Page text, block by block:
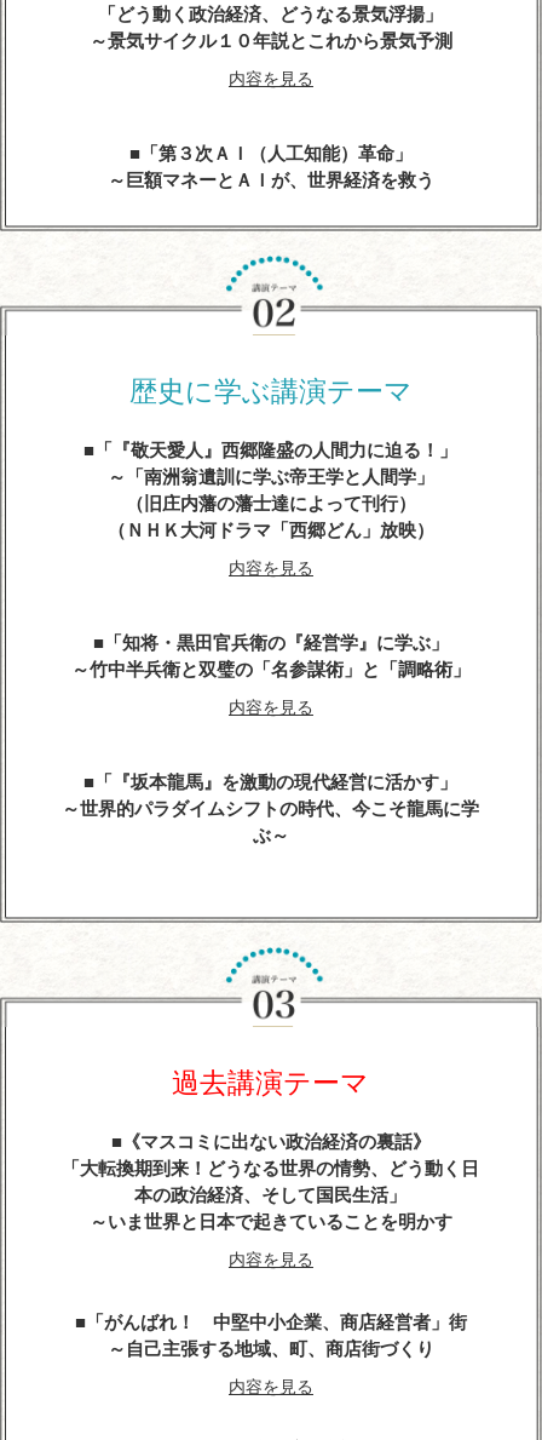
「どう動く政治経済、どうなる景気浮揚」
～景気サイクル１０年説とこれから景気予測
内容を見る
「第３次ＡＩ（人工知能）革命」
～巨額マネーとＡＩが、世界経済を救う
人生の達人に学ぶ
～心に残る先人たちの名言、遺訓、格言を経営に生
内容を見る
歴史に学ぶ講演テーマ
「『敬天愛人』西郷隆盛の人間力に迫る！」
～「南洲翁遺訓に学ぶ帝王学と人間学」
（旧庄内藩の藩士達によって刊行）
（ＮＨＫ大河ドラマ「西郷どん」放映）
内容を見る
「知将・黒田官兵衛の『経営学』に学ぶ」
～竹中半兵衛と双璧の「名参謀術」と「調略術」
内容を見る
「『坂本龍馬』を激動の現代経営に活かす」
～世界的パラダイムシフトの時代、今こそ龍馬に学
ぶ～
『平清盛』に学ぶ経営学
～世界大乱の今こそ、求められるトップ・リーダー
像
今こそ、躍動感とエネルギーにあふれる勇者が求め
内容を見る
武田信玄の軍師・山本勘助が教える「風林火山」の
兵法に学ぶ経営学
内容を見る
天璋院・篤姫―女の戦（いくさ）
内容を見る
過去講演テーマ
《マスコミに出ない政治経済の裏話》
「大転換期到来！どうなる世界の情勢、どう動く日
本の政治経済、そして国民生活」
～いま世界と日本で起きていることを明かす
内容を見る
「がんばれ！ 中堅中小企業、商店経営者」街
～自己主張する地域、町、商店街づくり
内容を見る